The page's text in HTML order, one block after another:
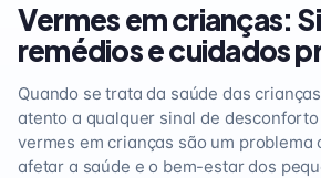
Vermes em crianças:
remédios e cuidados
Quando se trata da saúde das
atento a qualquer sinal de desconforto
vermes em crianças são um problema
afetar a saúde e o bem-estar dos